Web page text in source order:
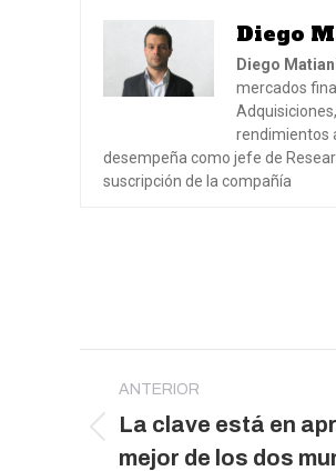
Diego
Diego
mercados
rendimientos
desempeña como jefe de
suscripción de la compañía
entre
publicaciones
ANTERIOR
Publicación
anterior:
La clave está en
mejor de los dos